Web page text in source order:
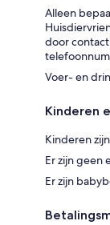
Alleen
door
Voer- en
Kinderen
Kinderen
Er zijn geen
Er zijn